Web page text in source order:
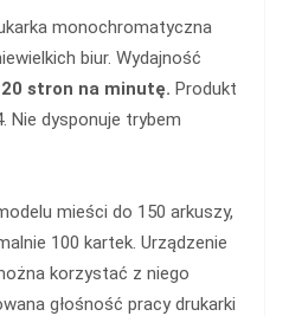
monochromatyczna
biur. Wydajność
20 stron na minutę. Produkt
Nie dysponuje trybem
mieści do 150 arkuszy,
100 kartek. Urządzenie
korzystać z niego
głośność pracy drukarki